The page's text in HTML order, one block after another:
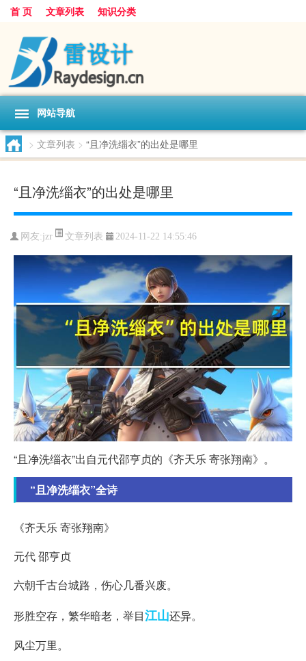
首 页 文章列表 知识分类
网站导航
> 文章列表 > “且净洗缁衣”的出处是哪里
“且净洗缁衣”的出处是哪里
网友:jzr 文章列表 2024-11-22 14:55:46
“且净洗缁衣”出自元代邵亨贞的《齐天乐 寄张翔南》。
“且净洗缁衣”全诗
《齐天乐 寄张翔南》
元代 邵亨贞
六朝千古台城路，伤心几番兴废。
形胜空存，繁华暗老，举目江山还异。
风尘万里。